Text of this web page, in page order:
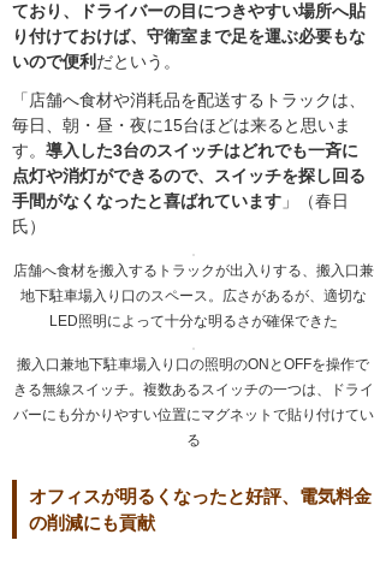
ており、ドライバーの目につきやすい場所へ貼
り付けておけば、守衛室まで足を運ぶ必要もな
いので便利 だという。
「店舗へ食材や消耗品を配送するトラックは、
毎日、朝・昼・夜に15台ほどは来ると思いま
す。 導入した3台のスイッチはどれでも一斉に
点灯や消灯ができるので、スイッチを探し回る
手間がなくなったと喜ばれています 」（春日
氏）
店舗へ食材を搬入するトラックが出入りする、搬入口兼
地下駐車場入り口のスペース。広さがあるが、適切な
LED照明によって十分な明るさが確保できた
搬入口兼地下駐車場入り口の照明のONとOFFを操作で
きる無線スイッチ。複数あるスイッチの一つは、ドライ
バーにも分かりやすい位置にマグネットで貼り付けてい
る
オフィスが明るくなったと好評、電気料金
の削減にも貢献